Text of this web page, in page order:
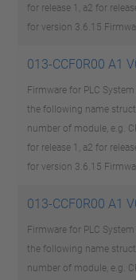
for release 1, a2 for
for version 3.6.15
013-CCF0R00 A1
Firmware for PLC
the following name
number of module, e.g.
for release 1, a2 for
for version 3.6.15
013-CCF0R00 A1
Firmware for PLC
the following name
number of module, e.g.